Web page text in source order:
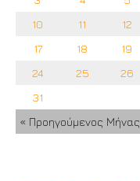
10
11 12
17
18 19
24
25 26
31
« Προηγούμενος Μήνας